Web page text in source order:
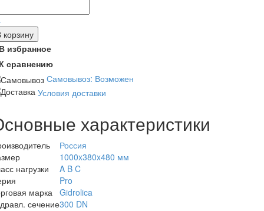
корзину
избранное
сравнению
Самовывоз: Возможен
Условия доставки
характеристики
Россия
1000x380x480 мм
нагрузки
A B C
Pro
марка Gidrolica
сечение300 DN